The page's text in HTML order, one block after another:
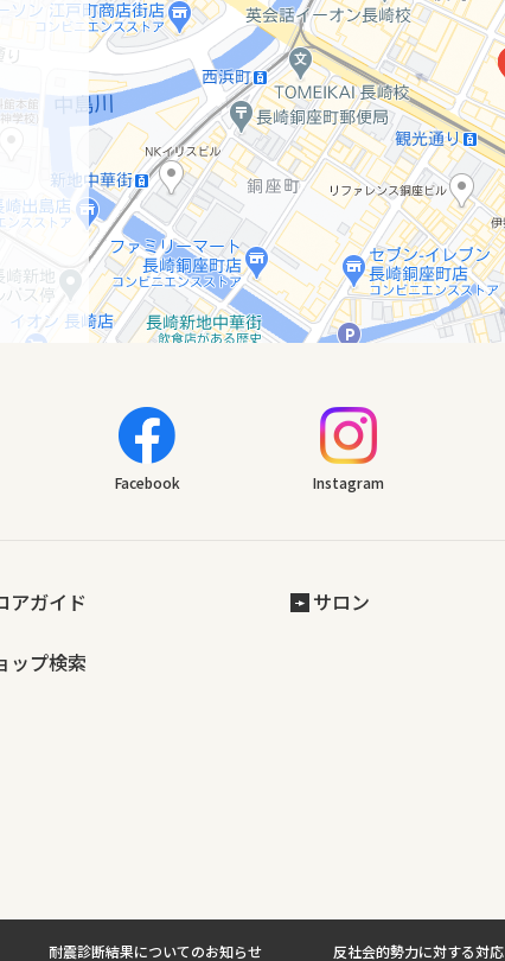
Facebook Instagram
アガイド
ップ検索
サロン
耐震診断結果についてのお知らせ 反社会的勢力に対する対応